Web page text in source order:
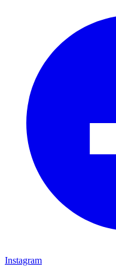
Instagram